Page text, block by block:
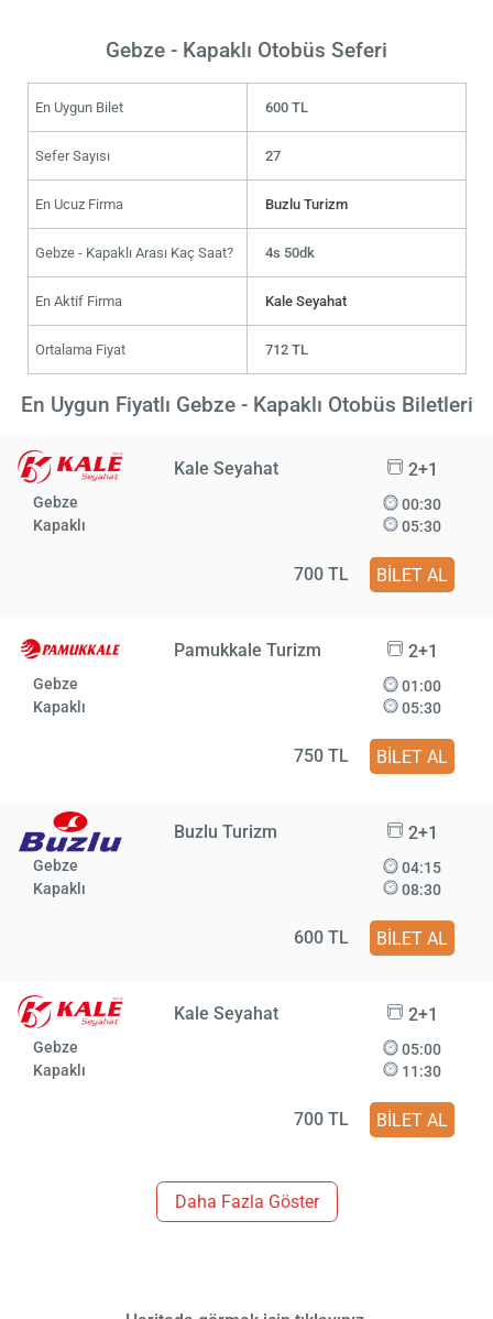
Gebze - Kapaklı Otobüs Seferi
En Uygun Bilet 600 TL
Sefer Sayısı 27
En Ucuz Firma Buzlu Turizm
Gebze - Kapaklı Arası Kaç Saat? 4s 50dk
En Aktif Firma Kale Seyahat
Ortalama Fiyat 712 TL
En Uygun Fiyatlı Gebze - Kapaklı Otobüs Biletleri
Kale Seyahat 2+1
Gebze
Kapaklı
00:30
05:30
700 TL BİLET AL
Pamukkale Turizm 2+1
Gebze
Kapaklı
01:00
05:30
750 TL BİLET AL
Buzlu Turizm 2+1
Gebze
Kapaklı
04:15
08:30
600 TL BİLET AL
Kale Seyahat 2+1
Gebze
Kapaklı
05:00
11:30
700 TL BİLET AL
Daha Fazla Göster